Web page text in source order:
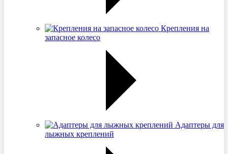
Крепления на
запасное колесо
Адаптеры для
лыжных креплений